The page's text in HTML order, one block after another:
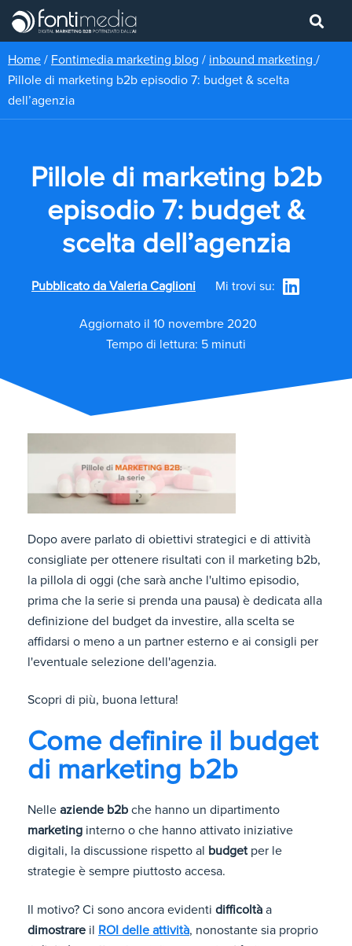
Home / Fontimedia marketing blog / inbound marketing /
Pillole di marketing b2b episodio 7: budget & scelta
dell’agenzia
Pillole di marketing b2b
episodio 7: budget &
scelta dell’agenzia
Pubblicato da Valeria Caglioni Mi trovi su:
Aggiornato il 10 novembre 2020
Tempo di lettura: 5 minuti
Dopo avere parlato di obiettivi strategici e di attività
consigliate per ottenere risultati con il marketing b2b,
la pillola di oggi (che sarà anche l'ultimo episodio,
prima che la serie si prenda una pausa) è dedicata alla
definizione del budget da investire, alla scelta se
affidarsi o meno a un partner esterno e ai consigli per
l'eventuale selezione dell'agenzia.
Scopri di più, buona lettura!
Come definire il budget
di marketing b2b
Nelle aziende b2b che hanno un dipartimento
marketing interno o che hanno attivato iniziative
digitali, la discussione rispetto al budgetper le
strategie è sempre piuttosto accesa.
Il motivo? Ci sono ancora evidenti difficoltà a
dimostrare il ROI delle attività, nonostante sia proprio